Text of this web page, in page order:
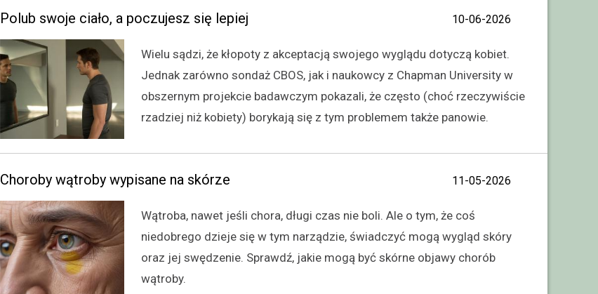
Polub swoje ciało, a poczujesz się lepiej 10-06-2026
Wielu sądzi, że kłopoty z akceptacją swojego wyglądu dotyczą kobiet.
Jednak zarówno sondaż CBOS, jak i naukowcy z Chapman University w
obszernym projekcie badawczym pokazali, że często (choć rzeczywiście
rzadziej niż kobiety) borykają się z tym problemem także panowie.
Choroby wątroby wypisane na skórze 11-05-2026
Wątroba, nawet jeśli chora, długi czas nie boli. Ale o tym, że coś
niedobrego dzieje się w tym narządzie, świadczyć mogą wygląd skóry
oraz jej swędzenie. Sprawdź, jakie mogą być skórne objawy chorób
wątroby.